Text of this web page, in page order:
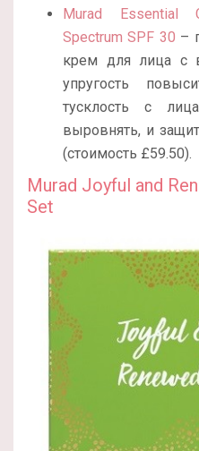
Murad Essential
Spectrum SPF 30 –
крем для лица с
упругость
тусклость с
выровнять, и
(стоимость £59.50).
Murad Joyful and
Set